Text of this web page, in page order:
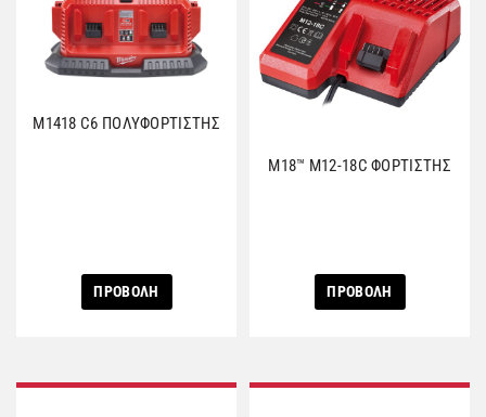
M1418 C6 ΠΟΛΥΦΟΡΤΙΣΤΗΣ
ΠΡΟΒΟΛΗ
M18™ M12-18C ΦΟΡΤΙΣΤΗΣ
ΠΡΟΒΟΛΗ